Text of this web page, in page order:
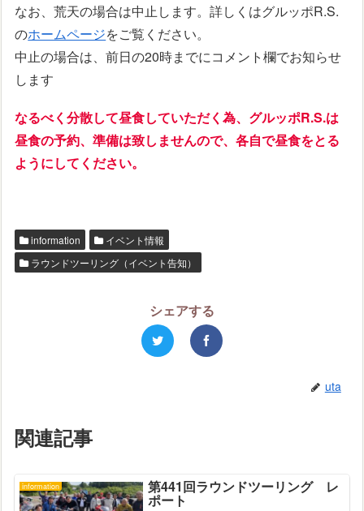
なお、荒天の場合は中止します。詳しくはグルッポR.S.
のホームページをご覧ください。
中止の場合は、前日の20時までにコメント欄でお知らせ
します
なるべく分散して昼食していただく為、グルッポR.S.は
昼食の予約、準備は致しませんので、各自で昼食をとる
ようにしてください。
information
イベント情報
ラウンドツーリング（イベント告知）
シェアする
uta
関連記事
information 第441回ラウンドツーリング レ
ポート